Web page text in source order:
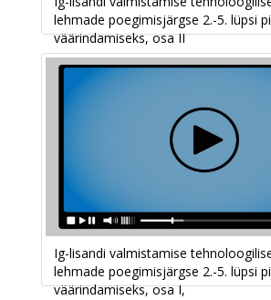
lehmade poegimisjärgse 2.-5. lüpsi
väärindamiseks, osa II
Ig-lisandi valmistamise
lehmade poegimisjärgse 2.-5. lüpsi
väärindamiseks, osa I,